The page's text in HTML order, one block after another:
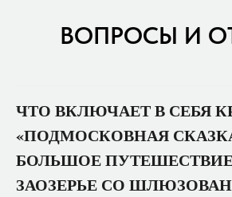
ВОПРОСЫ И
ЧТО ВКЛЮЧАЕТ В СЕБЯ
«ПОДМОСКОВНАЯ
БОЛЬШОЕ
ЗАОЗЕРЬЕ СО